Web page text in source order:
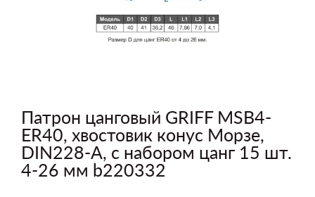
Патрон цанговый GRIFF MSB4-
ER40, хвостовик конус Морзе,
DIN228-A, с набором цанг 15 шт.
4-26 мм b220332